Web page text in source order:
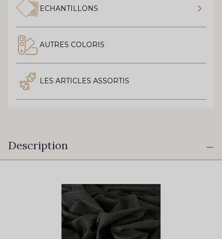
ECHANTILLONS
AUTRES COLORIS
LES ARTICLES ASSORTIS
Description